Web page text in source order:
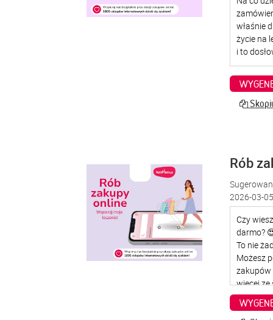
Rób
2026-03-